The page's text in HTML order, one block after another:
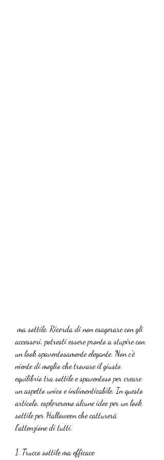
ma sottile. Ricorda di non esagerare con gli
accessori, potresti essere pronto a stupire con
un look spaventosamente elegante. Non c'è
niente di meglio che trovare il giusto
equilibrio tra sottile e spaventoso per creare
un aspetto unico e indimenticabile. In questo
articolo, esploreremo alcune idee per un look
sottile per Halloween che catturerà
l'attenzione di tutti.
1. Trucco sottile ma efficace